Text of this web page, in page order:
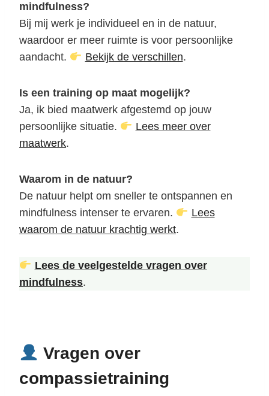
mindfulness?
Bij mij werk je individueel en in de natuur,
waardoor er meer ruimte is voor persoonlijke
aandacht.
Bekijk de verschillen.
Is een training op maat mogelijk?
Ja, ik bied maatwerk afgestemd op jouw
persoonlijke situatie.
Lees meer over
maatwerk.
Waarom in de natuur?
De natuur helpt om sneller te ontspannen en
mindfulness intenser te ervaren.
Lees
waarom de natuur krachtig werkt.
Lees de veelgestelde vragen over
mindfulness.
Vragen over
compassietraining